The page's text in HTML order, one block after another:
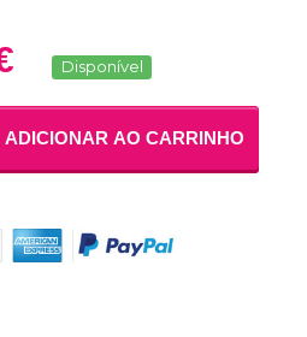
Disponível
ADICIONAR AO CARRINHO